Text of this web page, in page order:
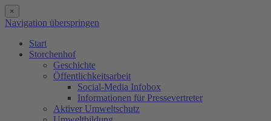
×
Navigation überspringen
Start
Storchenhof
Geschichte
Öffentlichkeitsarbeit
Social-Media Infobox
Informationen für Pressevertreter
Aktiver Umweltschutz